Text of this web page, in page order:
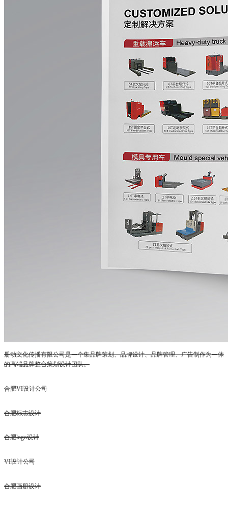
册动文化传播有限公司是一个集品牌策划、品牌设计、品牌管理、广告制作为一体
的高端品牌整合策划设计团队。
合肥VI设计公司
合肥标志设计
合肥logo设计
VI设计公司
合肥画册设计